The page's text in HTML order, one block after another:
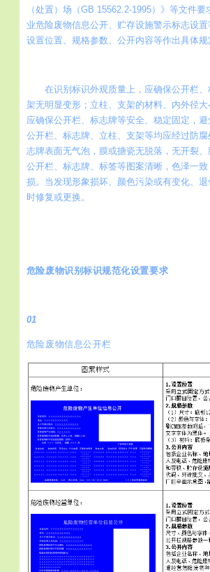
（处置）场（GB 15562.2-1995）》等文件
业危险废物信息公开、贮存设施警示标志设
设置位置、规格参数、公开内容等作出具体规
在识别标识外观质量上，应确保公开栏
架无明显变形；立柱、支架的材料、内外径
应确保公开栏、标志牌等安全、稳定固定，避
公开栏、标志牌、立柱、支架等均应经过防
志牌表面无气泡，膜或搪瓷无脱落，无开裂、
公开栏、标志牌、标签等图案清晰，色泽一
损。当发现形象损坏、颜色污染或有变化、
时修复或更换。
危险废物识别标识规范化设置要求
01
危险废物信息公开栏